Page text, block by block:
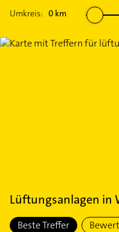
Umkreis: 0 km
Lüftungsanlagen in
Beste Treffer